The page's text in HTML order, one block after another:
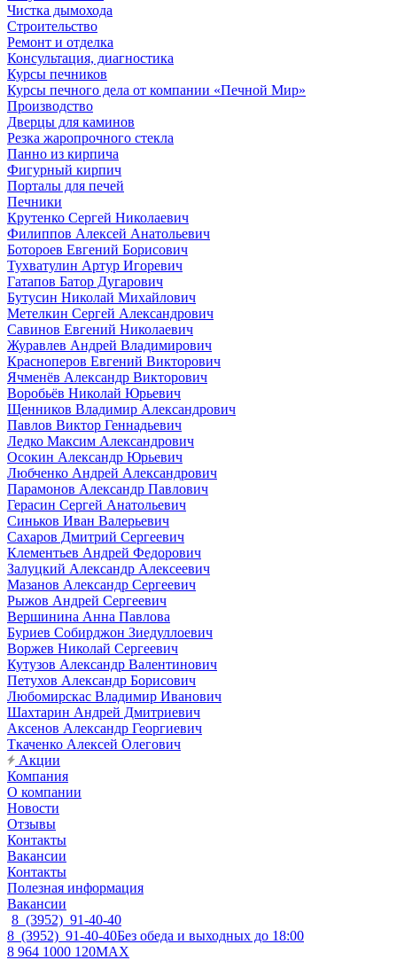
Чистка дымохода
Строительство
Ремонт и отделка
Консультация, диагностика
Курсы печников
Курсы печного дела от компании «Печной Мир»
Производство
Дверцы для каминов
Резка жаропрочного стекла
Панно из кирпича
Фигурный кирпич
Порталы для печей
Печники
Крутенко Сергей Николаевич
Филиппов Алексей Анатольевич
Ботороев Евгений Борисович
Тухватулин Артур Игоревич
Гатапов Батор Дугарович
Бутусин Николай Михайлович
Метелкин Сергей Александрович
Савинов Евгений Николаевич
Журавлев Андрей Владимирович
Красноперов Евгений Викторович
Ячменёв Александр Викторович
Воробьёв Николай Юрьевич
Щенников Владимир Александрович
Павлов Виктор Геннадьевич
Ледко Максим Александрович
Осокин Александр Юрьевич
Любченко Андрей Александрович
Парамонов Александр Павлович
Герасин Сергей Анатольевич
Синьков Иван Валерьевич
Сахаров Дмитрий Сергеевич
Клементьев Андрей Федорович
Залуцкий Александр Алексеевич
Мазанов Александр Сергеевич
Рыжов Андрей Сергеевич
Вершинина Анна Павлова
Буриев Собирджон Зиедуллоевич
Воржев Николай Сергеевич
Кутузов Александр Валентинович
Петухов Александр Борисович
Любомирскас Владимир Иванович
Шахтарин Андрей Дмитриевич
Аксенов Александр Георгиевич
Ткаченко Алексей Олегович
Акции
Компания
О компании
Новости
Отзывы
Контакты
Вакансии
Контакты
Полезная информация
Вакансии
8 (3952) 91-40-40
8 (3952) 91-40-40Без обеда и выходных до 18:00
8 964 1000 120MAX